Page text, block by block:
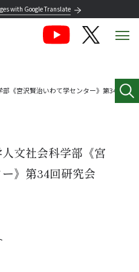
with Google Translate
部《宮沢賢治いわて学センター》第34
人文社会科学部《宮
》第34回研究会